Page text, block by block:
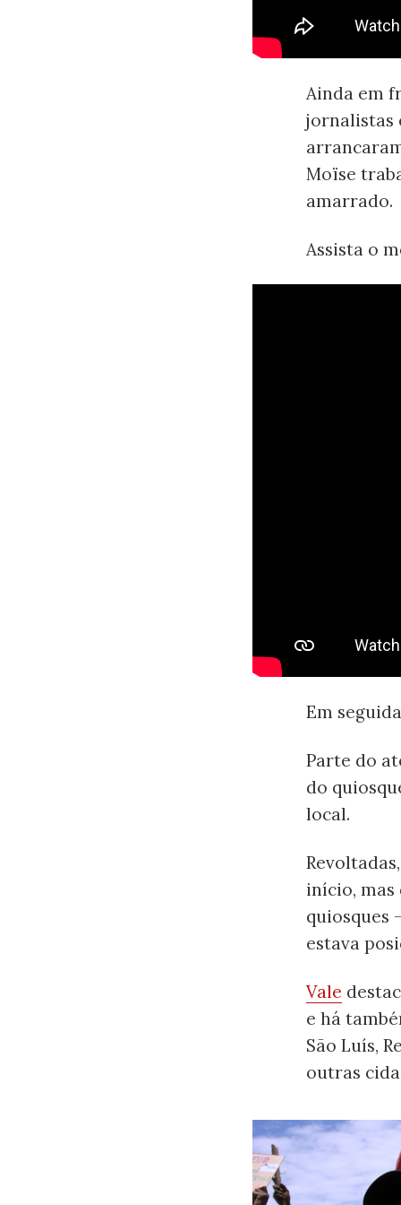
Ainda em
jornalistas
Moïse
amarrado.
Assista o
Em
Parte do
do
local.
início, mas
quiosques
estava
Vale
e há
São Luís,
outras